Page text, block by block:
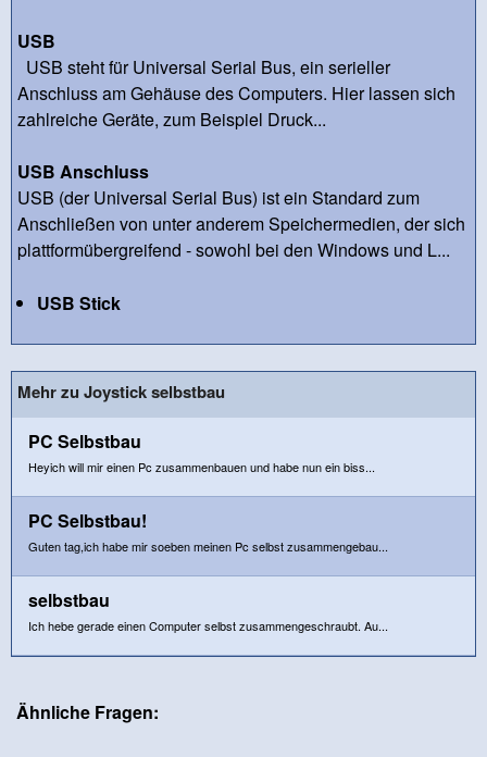
USB
USB steht für Universal Serial Bus, ein serieller
Anschluss am Gehäuse des Computers. Hier lassen sich
zahlreiche Geräte, zum Beispiel Druck...
USB Anschluss
USB (der Universal Serial Bus) ist ein Standard zum
Anschließen von unter anderem Speichermedien, der sich
plattformübergreifend - sowohl bei den Windows und L...
USB Stick
Mehr zu Joystick selbstbau
PC Selbstbau
Heyich will mir einen Pc zusammenbauen und habe nun ein biss...
PC Selbstbau!
Guten tag,ich habe mir soeben meinen Pc selbst zusammengebau...
selbstbau
Ich hebe gerade einen Computer selbst zusammengeschraubt. Au...
Ähnliche Fragen: